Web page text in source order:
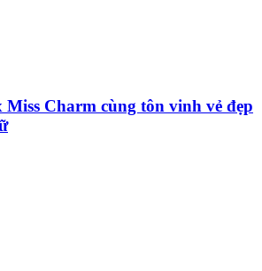
Charm cùng tôn vinh vẻ đẹp